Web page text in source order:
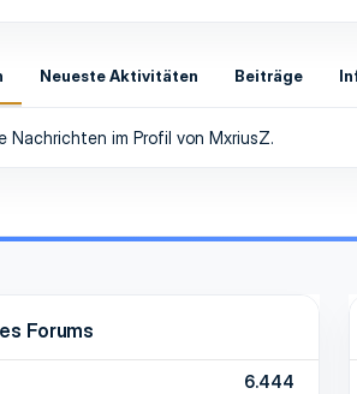
Neueste Aktivitäten Beiträge
Nachrichten im Profil von MxriusZ.
Forums
6.444